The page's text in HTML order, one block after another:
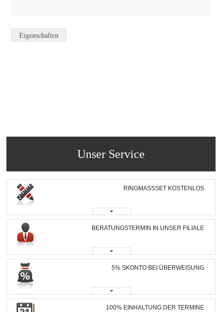
Eigenschaften
Unser Service
RINGMASSSET KOSTENLOS
BERATUNGSTERMIN IN UNSER FILIALE
5% SKONTO BEI ÜBERWEISUNG
100% EINHALTUNG DER TERMINE